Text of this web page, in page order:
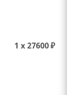
1 x 27600 ₽